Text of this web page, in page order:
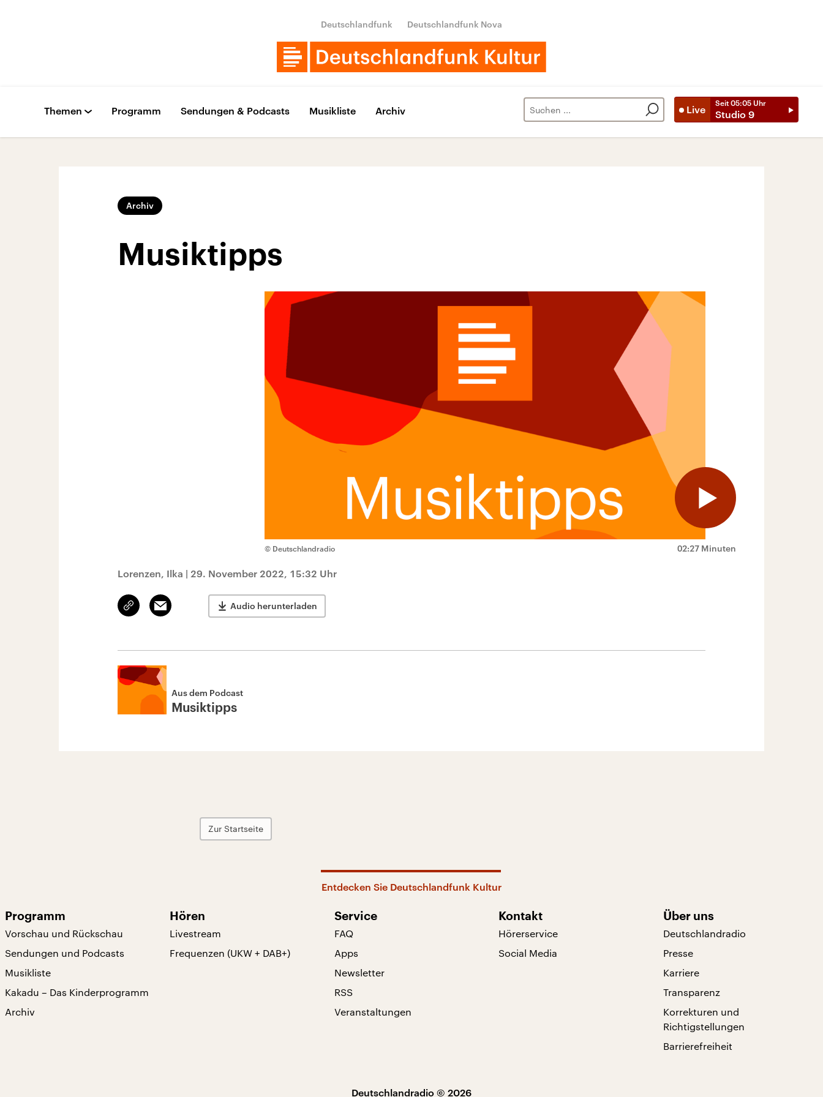
Deutschlandfunk Deutschlandfunk Nova
Live
Seit 05:05 Uhr
Studio 9
Themen Programm Sendungen & Podcasts Musikliste Archiv
Archiv
Musiktipps
02:27 Minuten
© Deutschlandradio
Lorenzen, Ilka | 29. November 2022, 15:32 Uhr
Link
kopieren/teilen
Email Audio herunterladen
Aus dem Podcast
Musiktipps
Zur Startseite
Entdecken Sie Deutschlandfunk Kultur
Programm
Vorschau und Rückschau
Sendungen und Podcasts
Musikliste
Kakadu – Das Kinderprogramm
Archiv
Hören
Livestream
Frequenzen (UKW + DAB+)
Service
FAQ
Apps
Newsletter
RSS
Veranstaltungen
Kontakt
Hörerservice
Social Media
Über uns
Deutschlandradio
Presse
Karriere
Transparenz
Korrekturen und
Richtigstellungen
Barrierefreiheit
Deutschlandradio © 2026